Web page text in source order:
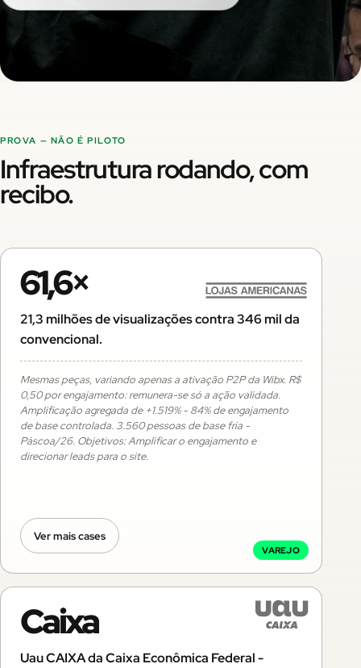
PROVA — NÃO É PILOTO
Infraestrutura rodando, com
recibo.
61,6×
21,3 milhões de visualizações contra 346 mil da
convencional.
Mesmas peças, variando apenas a ativação P2P da Wibx. R$
0,50 por engajamento: remunera-se só a ação validada.
Amplificação agregada de +1.519% - 84% de engajamento
de base controlada. 3.560 pessoas de base fria -
Páscoa/26. Objetivos: Amplificar o engajamento e
direcionar leads para o site.
Ver mais cases
VAREJO
Caixa
Uau CAIXA da Caixa Econômica Federal -